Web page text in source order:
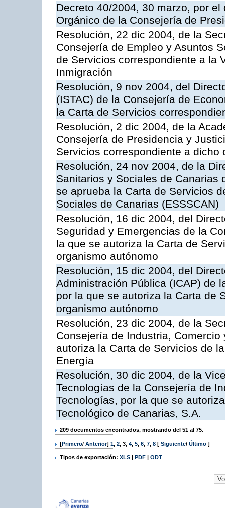
Decreto 40/2004, 30 marzo, por
Orgánico de la Consejería de
Resolución, 22 dic 2004, de la
Consejería de Empleo y Asuntos
de Servicios correspondiente a la
Inmigración
Resolución, 9 nov 2004, del
(ISTAC) de la Consejería de
la Carta de Servicios
Resolución, 2 dic 2004, de la
Consejería de Presidencia y
Servicios correspondiente a dicho
Resolución, 24 nov 2004, de la
Sanitarios y Sociales de Canarias
se aprueba la Carta de Servicios
Sociales de Canarias (ESSSCAN)
Resolución, 16 dic 2004, del
Seguridad y Emergencias de la
la que se autoriza la Carta de
organismo autónomo
Resolución, 15 dic 2004, del
Administración Pública (ICAP) de
por la que se autoriza la Carta de
organismo autónomo
Resolución, 23 dic 2004, de la
Consejería de Industria,
autoriza la Carta de Servicios de
Energía
Resolución, 30 dic 2004, de la
Tecnologías de la Consejería de
Tecnologías, por la que se
Tecnológico de Canarias, S.A.
209 documentos encontrados, mostrando del 51 al 75.
[Primero/ Anterior] 1, 2, 3, 4, 5, 6, 7, 8 [ Siguiente/ Último ]
Tipos de exportación: XLS | PDF | ODT